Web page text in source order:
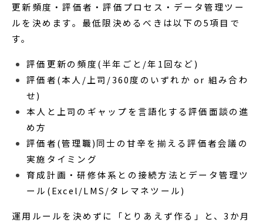
更新頻度・評価者・評価プロセス・データ管理ツー
ルを決めます。最低限決めるべきは以下の5項目で
す。
評価更新の頻度(半年ごと/年1回など)
評価者(本人/上司/360度のいずれか or 組み合わ
せ)
本人と上司のギャップを言語化する評価面談の進
め方
評価者(管理職)同士の甘辛を揃える評価者会議の
実施タイミング
育成計画・研修体系との接続方法とデータ管理ツ
ール(Excel/LMS/タレマネツール)
運用ルールを決めずに「とりあえず作る」と、3か月